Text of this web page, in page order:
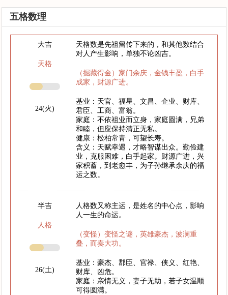
五格数理
大吉
天格
24(火)
天格数是先祖留传下来的，和其他数结合
对人产生影响，单独不论凶吉。
（掘藏得金）家门余庆，金钱丰盈，白手
成家，财源广进。
基业：天官、福星、文昌、企业、财库、
君臣、工商、富翁。
家庭：不依祖业而立身，家庭圆满，兄弟
和睦，但应保持清正无私。
健康：松柏常青，可望长寿。
含义：天赋幸遇，才略智谋出众。勤俭建
业，克服困难，白手起家。财源广进，兴
家积蓄，到老愈丰，为子孙继承余庆的福
运之数。
半吉
人格
26(土)
人格数又称主运，是姓名的中心点，影响
人一生的命运。
（变怪）变怪之谜，英雄豪杰，波澜重
叠，而奏大功。
基业：豪杰、郡臣、官禄、侠义、红艳、
财库、凶危。
家庭：亲情无义，妻子无助，若子女温顺
可得圆满。